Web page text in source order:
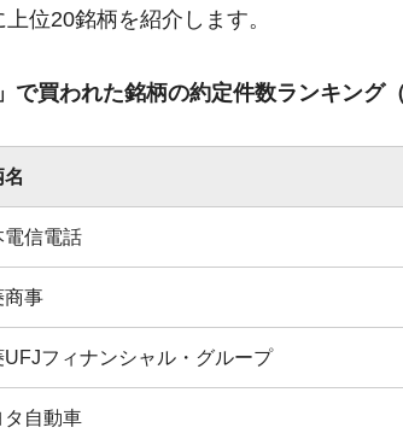
位20銘柄を紹介します。
買われた銘柄の約定件数ランキング（
電信電話
商事
UFJフィナンシャル・グループ
タ自動車